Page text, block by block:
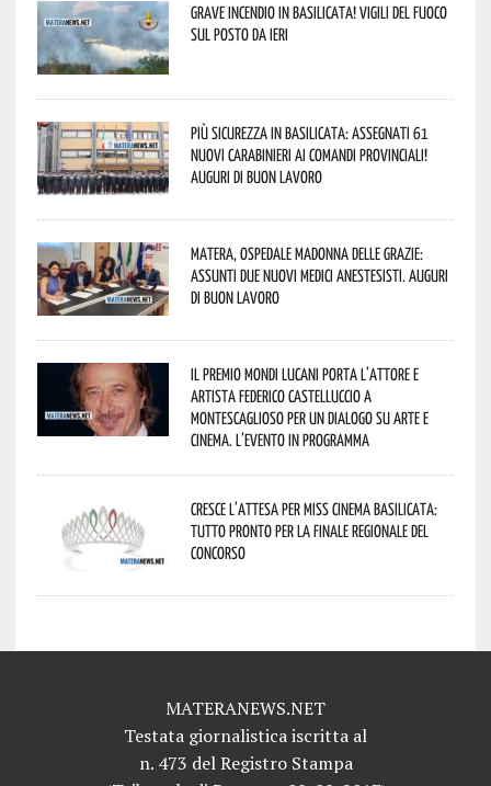
Grave incendio in Basilicata! Vigili del fuoco
sul posto da ieri
Più sicurezza in Basilicata: assegnati 61
nuovi Carabinieri ai Comandi provinciali!
Auguri di buon lavoro
Matera, Ospedale Madonna delle Grazie:
assunti due nuovi medici anestesisti. Auguri
di buon lavoro
Il Premio Mondi Lucani porta l’attore e
artista Federico Castelluccio a
Montescaglioso per un dialogo su arte e
cinema. L’evento in programma
Cresce l’attesa per Miss Cinema Basilicata:
tutto pronto per la finale regionale del
concorso
MATERANEWS.NET
Testata giornalistica iscritta al
n. 473 del Registro Stampa